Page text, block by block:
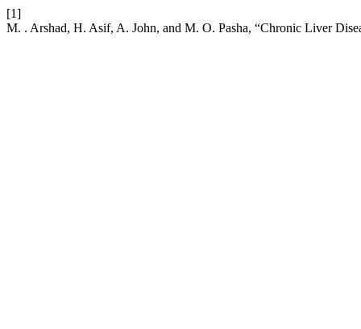
[1]
M. . Arshad, H. Asif, A. John, and M. O. Pasha, “Chronic Liver